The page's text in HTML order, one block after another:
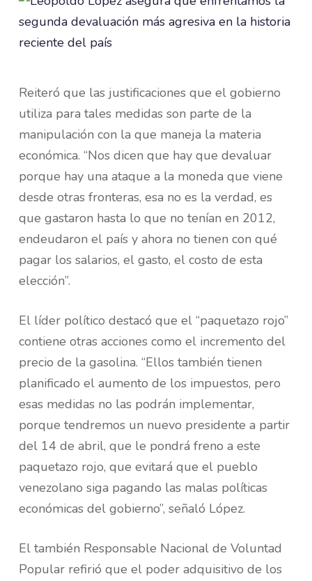
Reiteró que las justificaciones que el gobierno
utiliza para tales medidas son parte de la
manipulación con la que maneja la materia
económica. “Nos dicen que hay que devaluar
porque hay una ataque a la moneda que viene
desde otras fronteras, esa no es la verdad, es
que gastaron hasta lo que no tenían en 2012,
endeudaron el país y ahora no tienen con qué
pagar los salarios, el gasto, el costo de esta
elección”.
El líder político destacó que el “paquetazo rojo”
contiene otras acciones como el incremento del
precio de la gasolina. “Ellos también tienen
planificado el aumento de los impuestos, pero
esas medidas no las podrán implementar,
porque tendremos un nuevo presidente a partir
del 14 de abril, que le pondrá freno a este
paquetazo rojo, que evitará que el pueblo
venezolano siga pagando las malas políticas
económicas del gobierno”, señaló López.
El también Responsable Nacional de Voluntad
Popular refirió que el poder adquisitivo de los